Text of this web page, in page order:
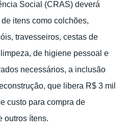
Social (CRAS) deverá
itens como colchões,
travesseiros, cestas de
de higiene pessoal e
necessários, a inclusão
que libera R$ 3 mil
custo para compra de
outros ítens.